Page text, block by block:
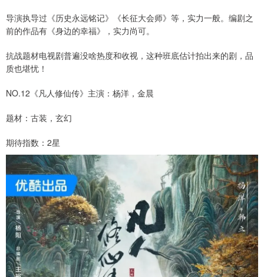
导演执导过《历史永远铭记》《长征大会师》等，实力一般。编剧之
前的作品有《身边的幸福》，实力尚可。
抗战题材电视剧普遍没啥热度和收视，这种班底估计拍出来的剧，品
质也堪忧！
NO.12《凡人修仙传》主演：杨洋，金晨
题材：古装，玄幻
期待指数：2星